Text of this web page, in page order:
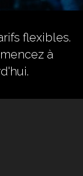
flexibles.
à